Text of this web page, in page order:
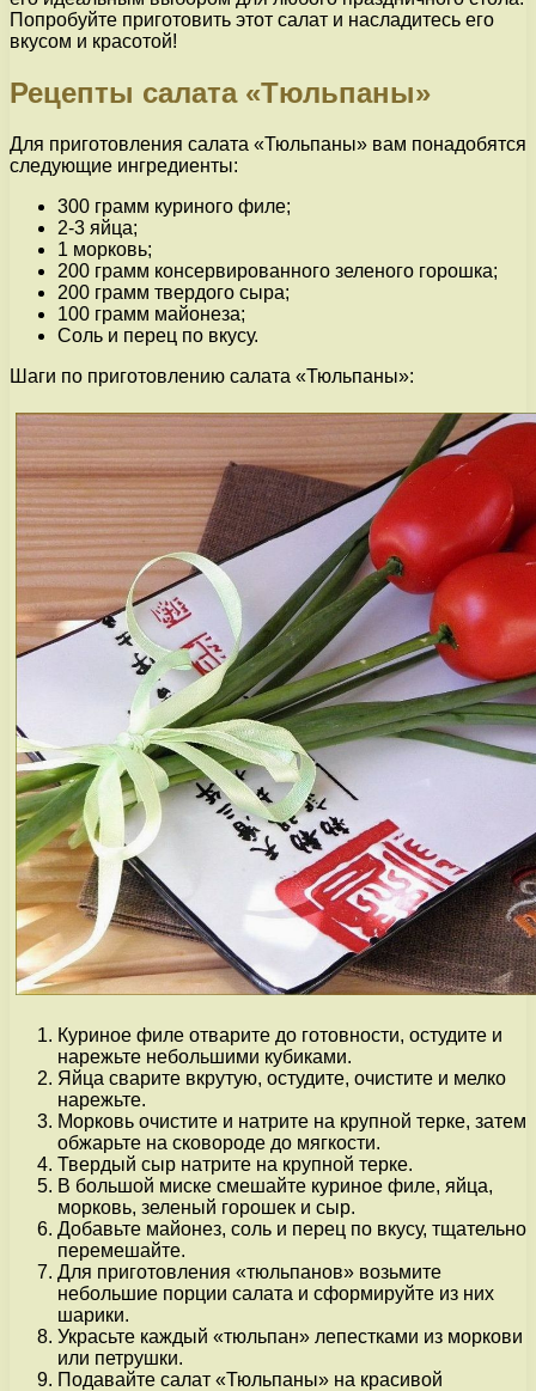
Попробуйте приготовить этот салат и насладитесь его
вкусом и красотой!
Рецепты салата «Тюльпаны»
Для приготовления салата «Тюльпаны» вам понадобятся
следующие ингредиенты:
300 грамм куриного филе;
2-3 яйца;
1 морковь;
200 грамм консервированного зеленого горошка;
200 грамм твердого сыра;
100 грамм майонеза;
Соль и перец по вкусу.
Шаги по приготовлению салата «Тюльпаны»:
Куриное филе отварите до готовности, остудите и
нарежьте небольшими кубиками.
Яйца сварите вкрутую, остудите, очистите и мелко
нарежьте.
Морковь очистите и натрите на крупной терке, затем
обжарьте на сковороде до мягкости.
Твердый сыр натрите на крупной терке.
В большой миске смешайте куриное филе, яйца,
морковь, зеленый горошек и сыр.
Добавьте майонез, соль и перец по вкусу, тщательно
перемешайте.
Для приготовления «тюльпанов» возьмите
небольшие порции салата и сформируйте из них
шарики.
Украсьте каждый «тюльпан» лепестками из моркови
или петрушки.
Подавайте салат «Тюльпаны» на красивой